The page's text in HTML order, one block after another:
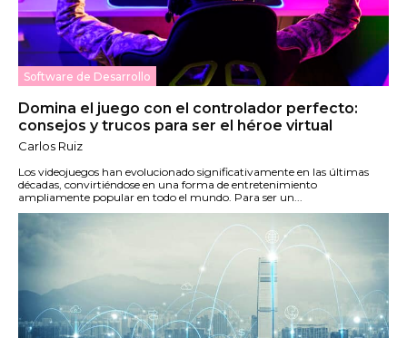
Software de Desarrollo
Domina el juego con el controlador perfecto:
consejos y trucos para ser el héroe virtual
Carlos Ruiz
Los videojuegos han evolucionado significativamente en las últimas
décadas, convirtiéndose en una forma de entretenimiento
ampliamente popular en todo el mundo. Para ser un...